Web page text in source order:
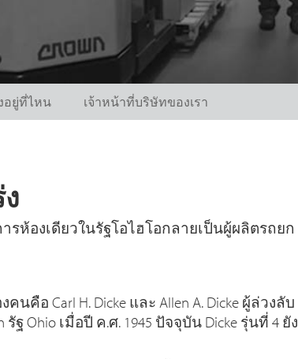
อยู่ที่ไหน เจ้าหน้าที่บริษัทของเรา
รห้องเดียวในรัฐโอไฮโอกลายเป็นผู้ผลิตรถยก
คือ Carl H. Dicke และ Allen A. Dicke ผู้ล่วงลับ
Ohio เมื่อปี ค.ศ. 1945 ปัจจุบัน Dicke รุ่นที่ 4 ยัง